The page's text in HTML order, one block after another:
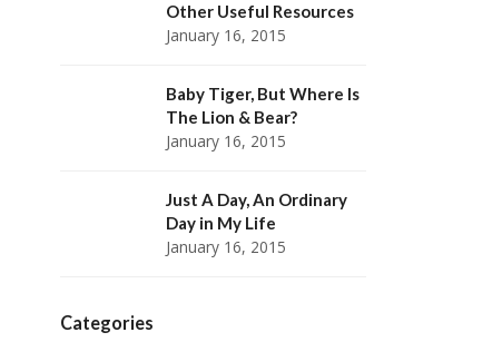
Other Useful Resources
January 16, 2015
Baby Tiger, But Where Is
The Lion & Bear?
January 16, 2015
Just A Day, An Ordinary
Day in My Life
January 16, 2015
Categories